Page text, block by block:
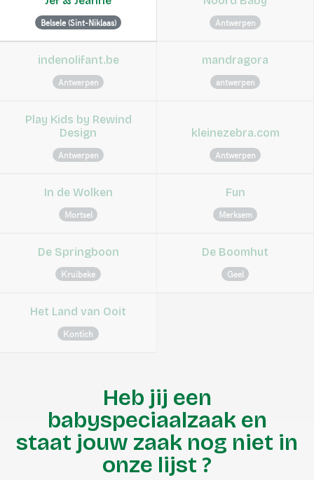
Belsele (Sint-Niklaas) Antwerpen
indenolifant.be
Antwerpen
mandragora
antwerpen
Play Kids by Rewind
Design
Antwerpen
kleinezebra.com
Antwerpen
In de Wolken
Mortsel
Fun
Merksem
De Springboon
Kruibeke
De Boomhut
Geel
Het Land van Ooit
Kontich
Heb jij een
babyspeciaalzaak en
staat jouw zaak nog niet in
onze lijst ?